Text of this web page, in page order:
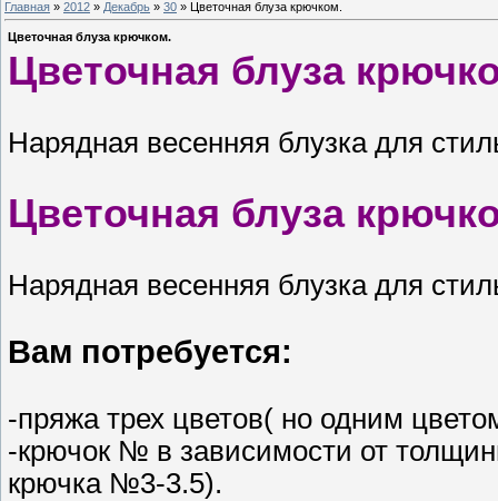
Главная » 2012 » Декабрь » 30 » Цветочная блуза крючком.
Цветочная блуза крючком.
Цветочная блуза
Нарядная весенняя блузка для
Цветочная блуза
Нарядная весенняя блузка для
Вам потребуется:
-пряжа трех цветов( но одним
-крючок № в зависимости от
крючка №3-3.5).